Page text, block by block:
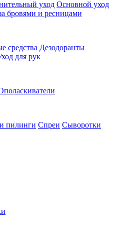
уход Основной уход
бровями и ресницами
средства Дезодоранты
для рук
пилинги Спреи Сыворотки